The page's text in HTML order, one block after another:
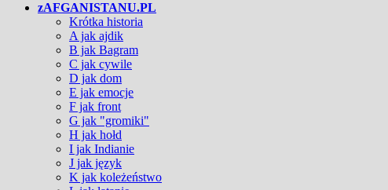
zAFGANISTANU.PL
Krótka historia
A jak ajdik
B jak Bagram
C jak cywile
D jak dom
E jak emocje
F jak front
G jak "gromiki"
H jak hołd
I jak Indianie
J jak język
K jak koleżeństwo